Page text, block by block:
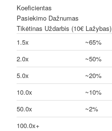
Koeficientas
Pasiekimo Dažnumas
Tikėtinas Uždarbis (10€ Lažybas)
1.5x
~65%
2.0x
~50%
5.0x
~20%
10.0x
~10%
50.0x
~2%
100.0x+